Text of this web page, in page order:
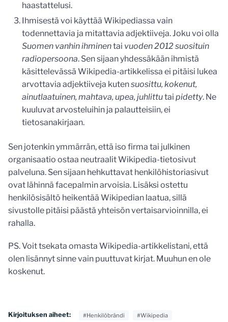
haastattelusi.
Ihmisestä voi käyttää Wikipediassa vain
todennettavia ja mitattavia adjektiiveja. Joku voi olla
Suomen vanhin ihminentai vuoden 2012 suosituin
radiopersoona. Sen sijaan yhdessäkään ihmistä
käsittelevässä Wikipedia-artikkelissa ei pitäisi lukea
arvottavia adjektiiveja kutensuosittu, kokenut,
ainutlaatuinen, mahtava, upea, juhlittutaipidetty. Ne
kuuluvat arvosteluihin ja palautteisiin, ei
tietosanakirjaan.
Sen jotenkin ymmärrän, että iso firma tai julkinen
organisaatio ostaa neutraalit Wikipedia-tietosivut
palveluna. Sen sijaan hehkuttavat henkilöhistoriasivut
ovat lähinnä facepalmin arvoisia. Lisäksi ostettu
henkilösisältö heikentää Wikipedian laatua, sillä
sivustolle pitäisi päästä yhteisön vertaisarvioinnilla, ei
rahalla.
PS. Voit tsekata omasta Wikipedia-artikkelistani, että
olen lisännyt sinne vain puuttuvat kirjat. Muuhun en ole
koskenut.
Kirjoituksen aiheet: #Henkilöbrändi #Wikipedia